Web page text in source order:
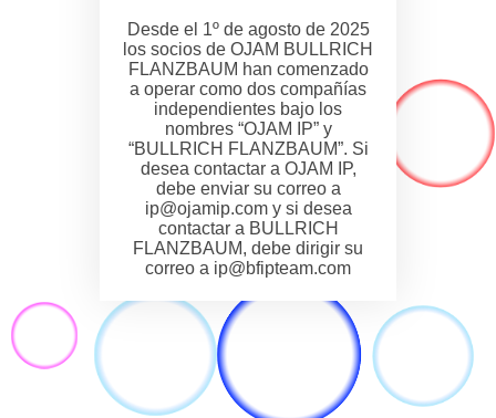
Desde el 1º de agosto de 2025
los socios de OJAM BULLRICH
FLANZBAUM han comenzado
a operar como dos compañías
independientes bajo los
nombres “OJAM IP” y
“BULLRICH FLANZBAUM”. Si
desea contactar a OJAM IP,
debe enviar su correo a
ip@ojamip.com y si desea
contactar a BULLRICH
FLANZBAUM, debe dirigir su
correo a ip@bfipteam.com